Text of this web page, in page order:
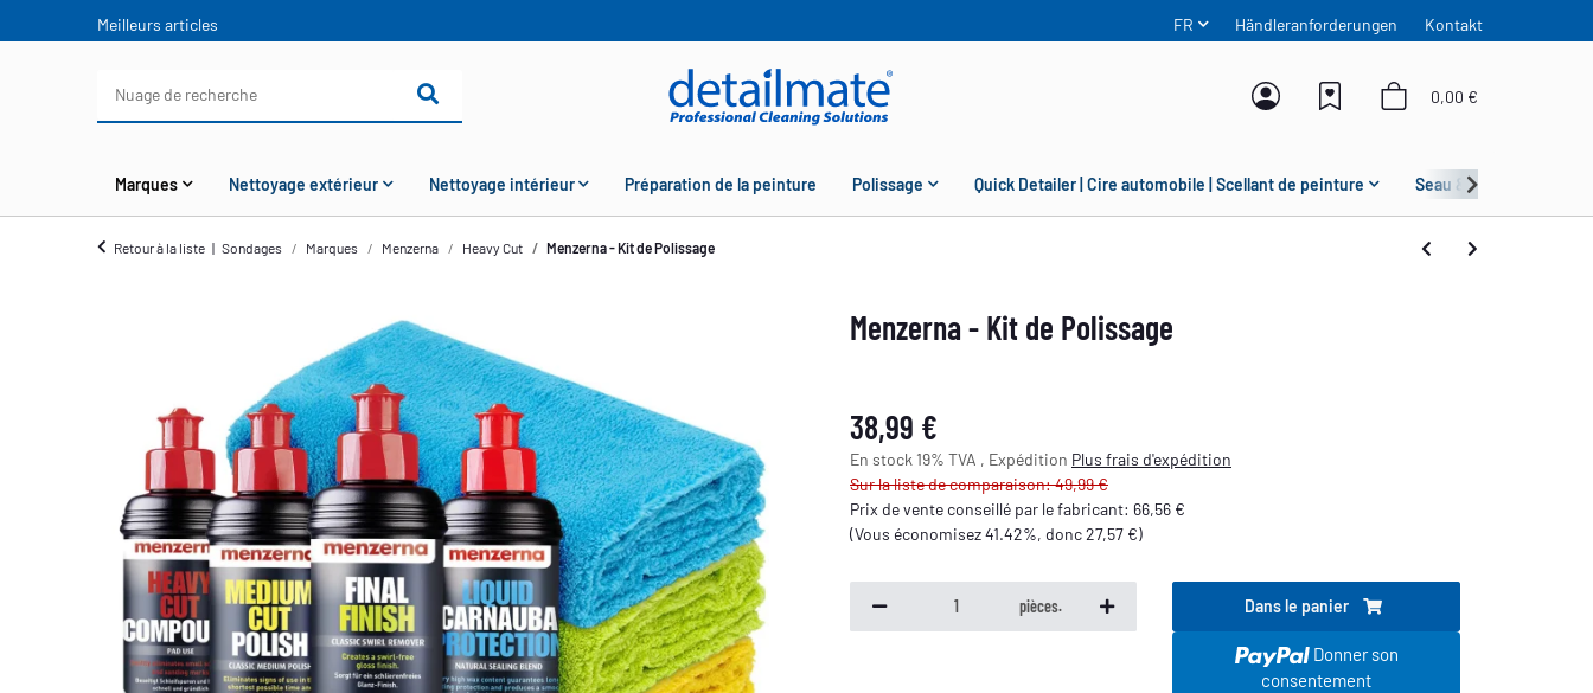
FR Händleranforderungen Kontakt
Meilleurs articles
0,00 €
Marques Nettoyage extérieur Nettoyage intérieur Préparation de la peinture Polissage Quick Detailer | Cire automobile | Scellant de peinture Seau & Grit Guard
Retour à la liste Sondages Marques Menzerna Heavy Cut Menzerna - Kit de Polissage
Menzerna - Kit de Polissage
38,99 €
En stock 19% TVA , Expédition Plus frais d'expédition
Sur la liste de comparaison: 49,99 €
Prix de vente conseillé par le fabricant: 66,56 €
(Vous économisez41.42%, donc27,57 €)
pièces. Dans le panier
Donner son
consentement